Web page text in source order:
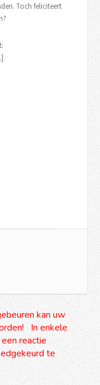
Toch feliciteert
]
kan uw
In enkele
reactie
te